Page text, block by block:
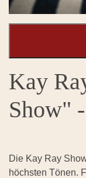
Kay
Show"
Die Kay Ray
höchsten Tönen.